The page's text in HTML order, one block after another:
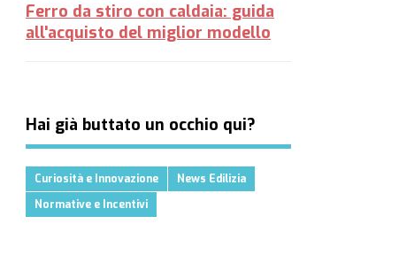
Ferro da stiro con caldaia: guida
all'acquisto del miglior modello
Hai già buttato un occhio qui?
Curiosità e Innovazione
News Edilizia
Normative e Incentivi